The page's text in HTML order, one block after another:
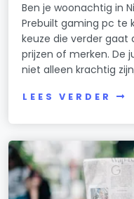
Ben je woonachtig in
Prebuilt gaming pc te
keuze die verder gaat
prijzen of merken. De
niet alleen krachtig
LEES VERDER